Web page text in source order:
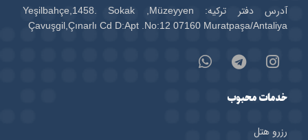
آدرس دفتر ترکیه: Yeşilbahçe,1458. Sokak ,Müzeyyen
Çavuşgil,Çınarlı Cd D:Apt .No:12 07160 Muratpaşa/Antaliya
خدمات محبوب
رزرو هتل‌